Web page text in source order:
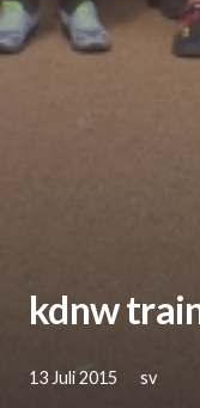
kdnw
13 Juli 2015 sv